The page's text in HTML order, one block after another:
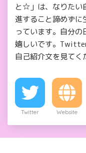
と☆」は、なりたい
進すること諦めず
っています。自分の
嬉しいです。
自己紹介文を見てく
Twitter Website